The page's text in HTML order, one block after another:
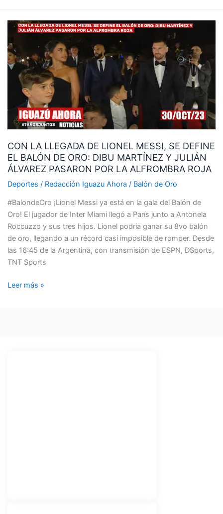
CON LA LLEGADA DE LIONEL MESSI, SE DEFINE
EL BALÓN DE ORO: DIBU MARTÍNEZ Y JULIÁN
ÁLVAREZ PASARON POR LA ALFROMBRA ROJA
Deportes / Redacción Iguazu Ahora / Balón de Oro
#BalondeOro ¡Lionel Messi ya está en la gala del Balón de
Oro! El jugador de Inter Miami llegó a París junto a Antonela
Roccuzzo y sus tres hijos. Lionel podria ganar su 8vo balón
de oro, llegando a un récord casi imposible de romper. Desde
las 16:45 de la Argentina, con transmisión de ESPN, DSports,
TNT Sports
CON
LLEGADA
DE
LIONEL
MESSI,
DEFINE
EL
DE
ORO:
DIBU
MARTÍNEZ
JULIÁN
ÁLVAREZ
PASARON
POR
LA
ALFROMBRA
Leer más »